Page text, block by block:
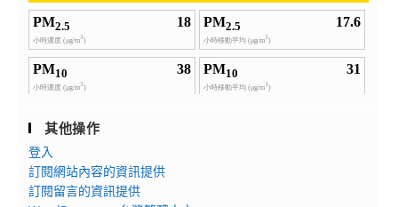
其他操作
登入
訂閱網站內容的資訊提供
訂閱留言的資訊提供